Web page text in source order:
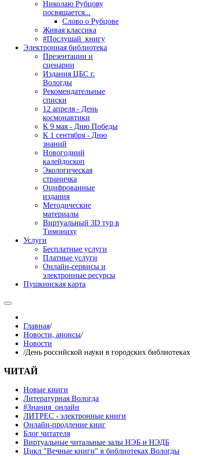
Николаю Рубцову
посвящается...
Слово о Рубцове
Живая классика
#Послушай_книгу
Электронная библиотека
Презентации и
сценарии
Издания ЦБС г.
Вологды
Рекомендательные
списки
12 апреля - День
космонавтики
К 9 мая - Дню Победы
К 1 сентября - Дню
знаний
Новогодний
калейдоскоп
Экологическая
страничка
Оцифрованные
издания
Методические
материалы
Виртуальный 3D тур в
Тимониху
Услуги
Бесплатные услуги
Платные услуги
Онлайн-сервисы и
электронные ресурсы
Пушкинская карта
Главная/
Новости, анонсы/
Новости
/День российской науки в городских библиотеках
ЧИТАЙ
Новые книги
Литературная Вологда
#Знания_онлайн
ЛИТРЕС - электронные книги
Онлайн-продление книг
Блог читателя
Виртуальные читальные залы НЭБ и НЭДБ
Цикл "Вечные книги" в библиотеках Вологды